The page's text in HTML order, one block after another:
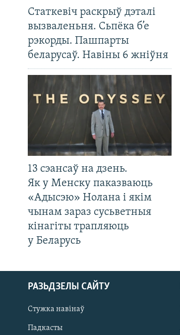
Статкевіч раскрыў дэталі
вызваленьня. Сьпёка б’е
рэкорды. Пашпарты
беларусаў. Навіны 6 жніўня
13 сэансаў на дзень.
Як у Менску паказваюць
«Адысэю» Нолана і якім
чынам зараз сусьветныя
кінагіты трапляюць
у Беларусь
РАЗЬДЗЕЛЫ САЙТУ
Стужка навінаў
Падкасты